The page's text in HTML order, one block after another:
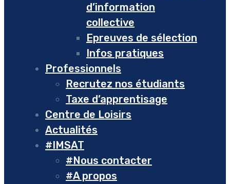
d’information
collective
Epreuves de sélection
Infos pratiques
Professionnels
Recrutez nos étudiants
Taxe d’apprentisage
Centre de Loisirs
Actualités
#IMSAT
#Nous contacter
#A propos